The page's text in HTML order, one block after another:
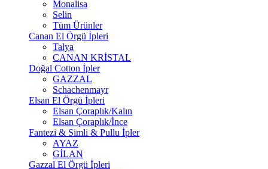
Monalisa
Selin
Tüm Ürünler
Canan El Örgü İpleri
Talya
CANAN KRİSTAL
Doğal Cotton İpler
GAZZAL
Schachenmayr
Elsan El Örgü İpleri
Elsan Çoraplık/Kalın
Elsan Çoraplık/İnce
Fantezi & Simli & Pullu İpler
AYAZ
GİLAN
Gazzal El Örgü İpleri